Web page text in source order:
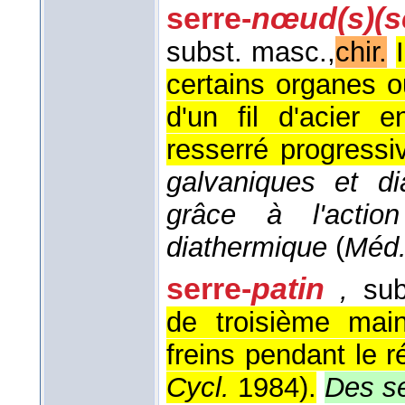
serre-nœud(s)
subst. masc.,chir.
certains organes
d'un fil d'acier
resserré
galvaniques et
grâce à
diathermique (
serre-patin ,
de troisième
freins pendant le
Cycl. 1984). Des